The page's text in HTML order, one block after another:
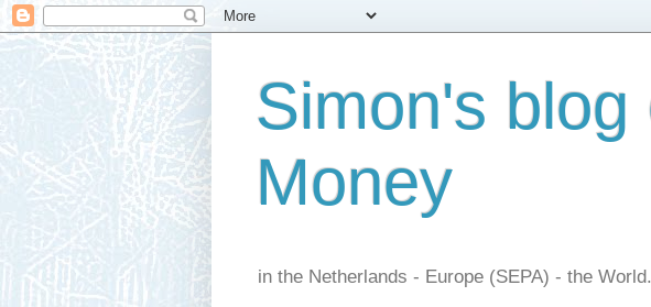
Simon's
Money
in the Netherlands - Europe (SEPA) - the